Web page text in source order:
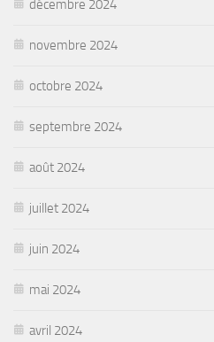
décembre 2024
novembre 2024
octobre 2024
septembre 2024
août 2024
juillet 2024
juin 2024
mai 2024
avril 2024